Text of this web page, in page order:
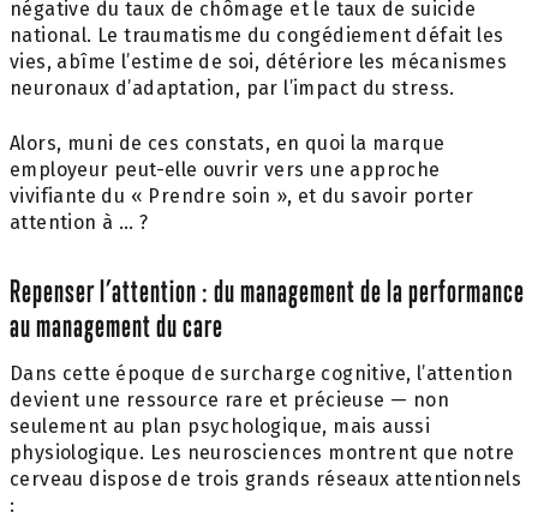
négative du taux de chômage et le taux de suicide
national. Le traumatisme du congédiement défait les
vies, abîme l’estime de soi, détériore les mécanismes
neuronaux d’adaptation, par l’impact du stress.
Alors, muni de ces constats, en quoi la marque
employeur peut-elle ouvrir vers une approche
vivifiante du « Prendre soin », et du savoir porter
attention à … ?
Repenser l’attention : du management de la performance
au management du care
Dans cette époque de surcharge cognitive, l’attention
devient une ressource rare et précieuse — non
seulement au plan psychologique, mais aussi
physiologique. Les neurosciences montrent que notre
cerveau dispose de trois grands réseaux attentionnels
: